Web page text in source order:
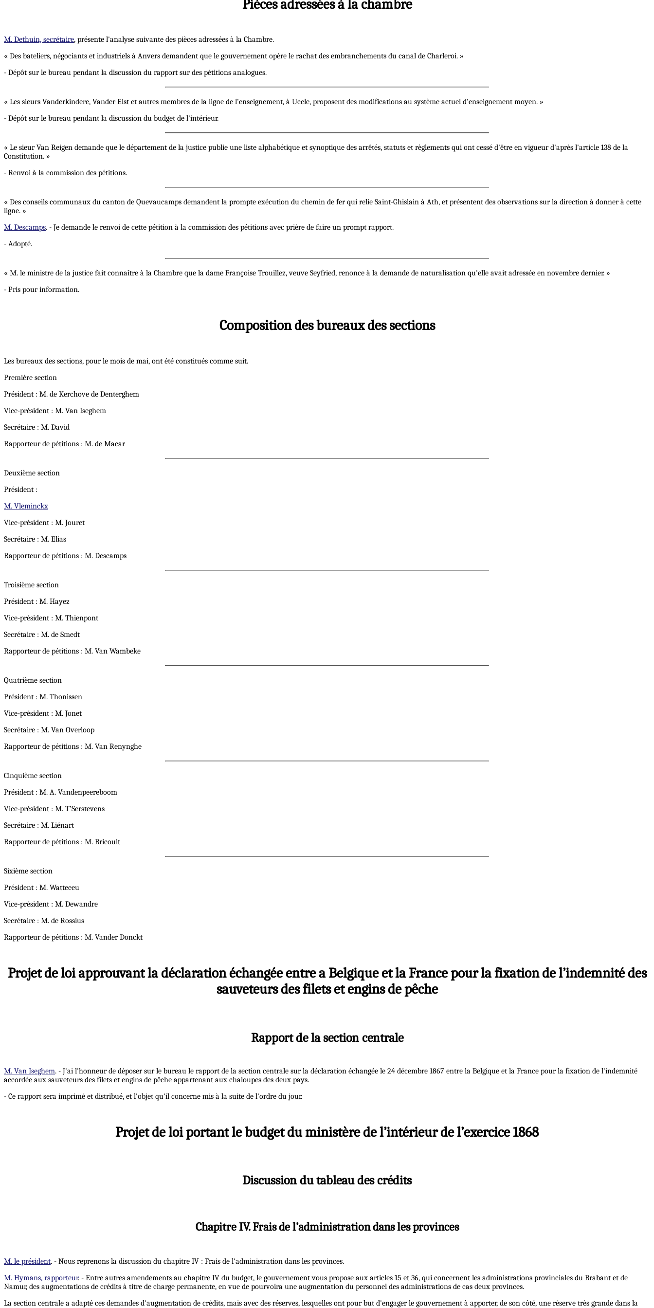
Pièces adressées à la chambre
M. Dethuin, secrétaire, présente l'analyse suivante des pièces adressées à la Chambre.
« Des bateliers, négociants et industriels à Anvers demandent que le gouvernement opère le rachat des embranchements du canal de Charleroi. »
- Dépôt sur le bureau pendant la discussion du rapport sur des pétitions analogues.
« Les sieurs Vanderkindere, Vander Elst et autres membres de la ligne de l'enseignement, à Uccle, proposent des modifications au système actuel d'enseignement moyen. »
- Dépôt sur le bureau pendant la discussion du budget de l'intérieur.
« Le sieur Van Reigen demande que le département de la justice publie une liste alphabétique et synoptique des arrêtés, statuts et règlements qui ont cessé d'être en vigueur d'après l'article 138 de la
Constitution. »
- Renvoi à la commission des pétitions.
« Des conseils communaux du canton de Quevaucamps demandent la prompte exécution du chemin de fer qui relie Saint-Ghislain à Ath, et présentent des observations sur la direction à donner à cette
ligne. »
M. Descamps. - Je demande le renvoi de cette pétition à la commission des pétitions avec prière de faire un prompt rapport.
- Adopté.
« M. le ministre de la justice fait connaître à la Chambre que la dame Françoise Trouillez, veuve Seyfried, renonce à la demande de naturalisation qu'elle avait adressée en novembre dernier. »
- Pris pour information.
Composition des bureaux des sections
Les bureaux des sections, pour le mois de mai, ont été constitués comme suit.
Première section
Président : M. de Kerchove de Denterghem
Vice-président : M. Van Iseghem
Secrétaire : M. David
Rapporteur de pétitions : M. de Macar
Deuxième section
Président :
M. Vleminckx
Vice-président : M. Jouret
Secrétaire : M. Elias
Rapporteur de pétitions : M. Descamps
Troisième section
Président : M. Hayez
Vice-président : M. Thienpont
Secrétaire : M. de Smedt
Rapporteur de pétitions : M. Van Wambeke
Quatrième section
Président : M. Thonissen
Vice-président : M. Jonet
Secrétaire : M. Van Overloop
Rapporteur de pétitions : M. Van Renynghe
Cinquième section
Président : M. A. Vandenpeereboom
Vice-président : M. T’Serstevens
Secrétaire : M. Liénart
Rapporteur de pétitions : M. Bricoult
Sixième section
Président : M. Watteeeu
Vice-président : M. Dewandre
Secrétaire : M. de Rossius
Rapporteur de pétitions : M. Vander Donckt
Projet de loi approuvant la déclaration échangée entre a Belgique et la France pour la fixation de l’indemnité des
sauveteurs des filets et engins de pêche
Rapport de la section centrale
M. Van Iseghem. - J'ai l'honneur de déposer sur le bureau le rapport de la section centrale sur la déclaration échangée le 24 décembre 1867 entre la Belgique et la France pour la fixation de l'indemnité
accordée aux sauveteurs des filets et engins de pêche appartenant aux chaloupes des deux pays.
- Ce rapport sera imprimé et distribué, et l'objet qu'il concerne mis à la suite de l'ordre du jour.
Projet de loi portant le budget du ministère de l’intérieur de l’exercice 1868
Discussion du tableau des crédits
Chapitre IV. Frais de l’administration dans les provinces
M. le président. - Nous reprenons la discussion du chapitre IV : Frais de l'administration dans les provinces.
M. Hymans, rapporteur. - Entre autres amendements au chapitre IV du budget, le gouvernement vous propose aux articles 15 et 36, qui concernent les administrations provinciales du Brabant et de
Namur, des augmentations de crédits à titre de charge permanente, en vue de pourvoira une augmentation du personnel des administrations de cas deux provinces.
La section centrale a adapté ces demandes d'augmentation de crédits, mais avec des réserves, lesquelles ont pour but d'engager le gouvernement à apporter, de son côté, une réserve très grande dans la